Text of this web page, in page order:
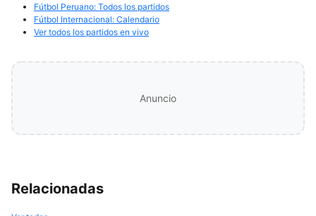
Fútbol Peruano: Todos los partidos
Fútbol Internacional: Calendario
Ver todos los partidos en vivo
Anuncio
Relacionadas